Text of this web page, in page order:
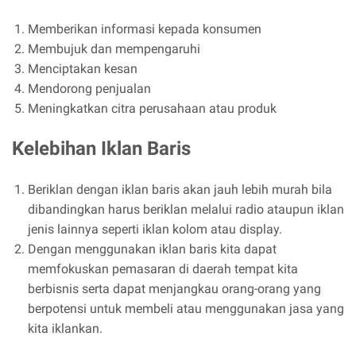
Memberikan informasi kepada konsumen
Membujuk dan mempengaruhi
Menciptakan kesan
Mendorong penjualan
Meningkatkan citra perusahaan atau produk
Kelebihan Iklan Baris
Beriklan dengan iklan baris akan jauh lebih murah bila
dibandingkan harus beriklan melalui radio ataupun iklan
jenis lainnya seperti iklan kolom atau display.
Dengan menggunakan iklan baris kita dapat
memfokuskan pemasaran di daerah tempat kita
berbisnis serta dapat menjangkau orang-orang yang
berpotensi untuk membeli atau menggunakan jasa yang
kita iklankan.